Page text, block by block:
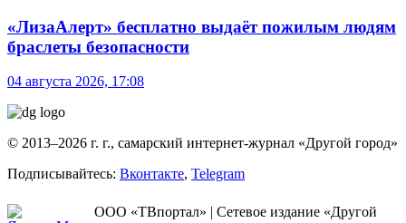
«ЛизаАлерт» бесплатно выдаёт пожилым людям
браслеты безопасности
04 августа 2026, 17:08
© 2013–2026 г. г., самарский интернет-журнал «Другой город»
Подписывайтесь: Вконтакте, Telegram
ООО «ТВпортал» | Сетевое издание «Другой